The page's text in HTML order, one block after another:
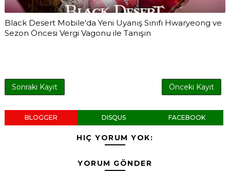
Black Desert Mobile'da Yeni Uyanış Sınıfı Hwaryeong ve
Sezon Öncesi Vergi Vagonu ile Tanışın
Sonraki Kayıt Önceki Kayıt
BLOGGER DISQUS FACEBOOK
HIÇ YORUM YOK:
YORUM GÖNDER